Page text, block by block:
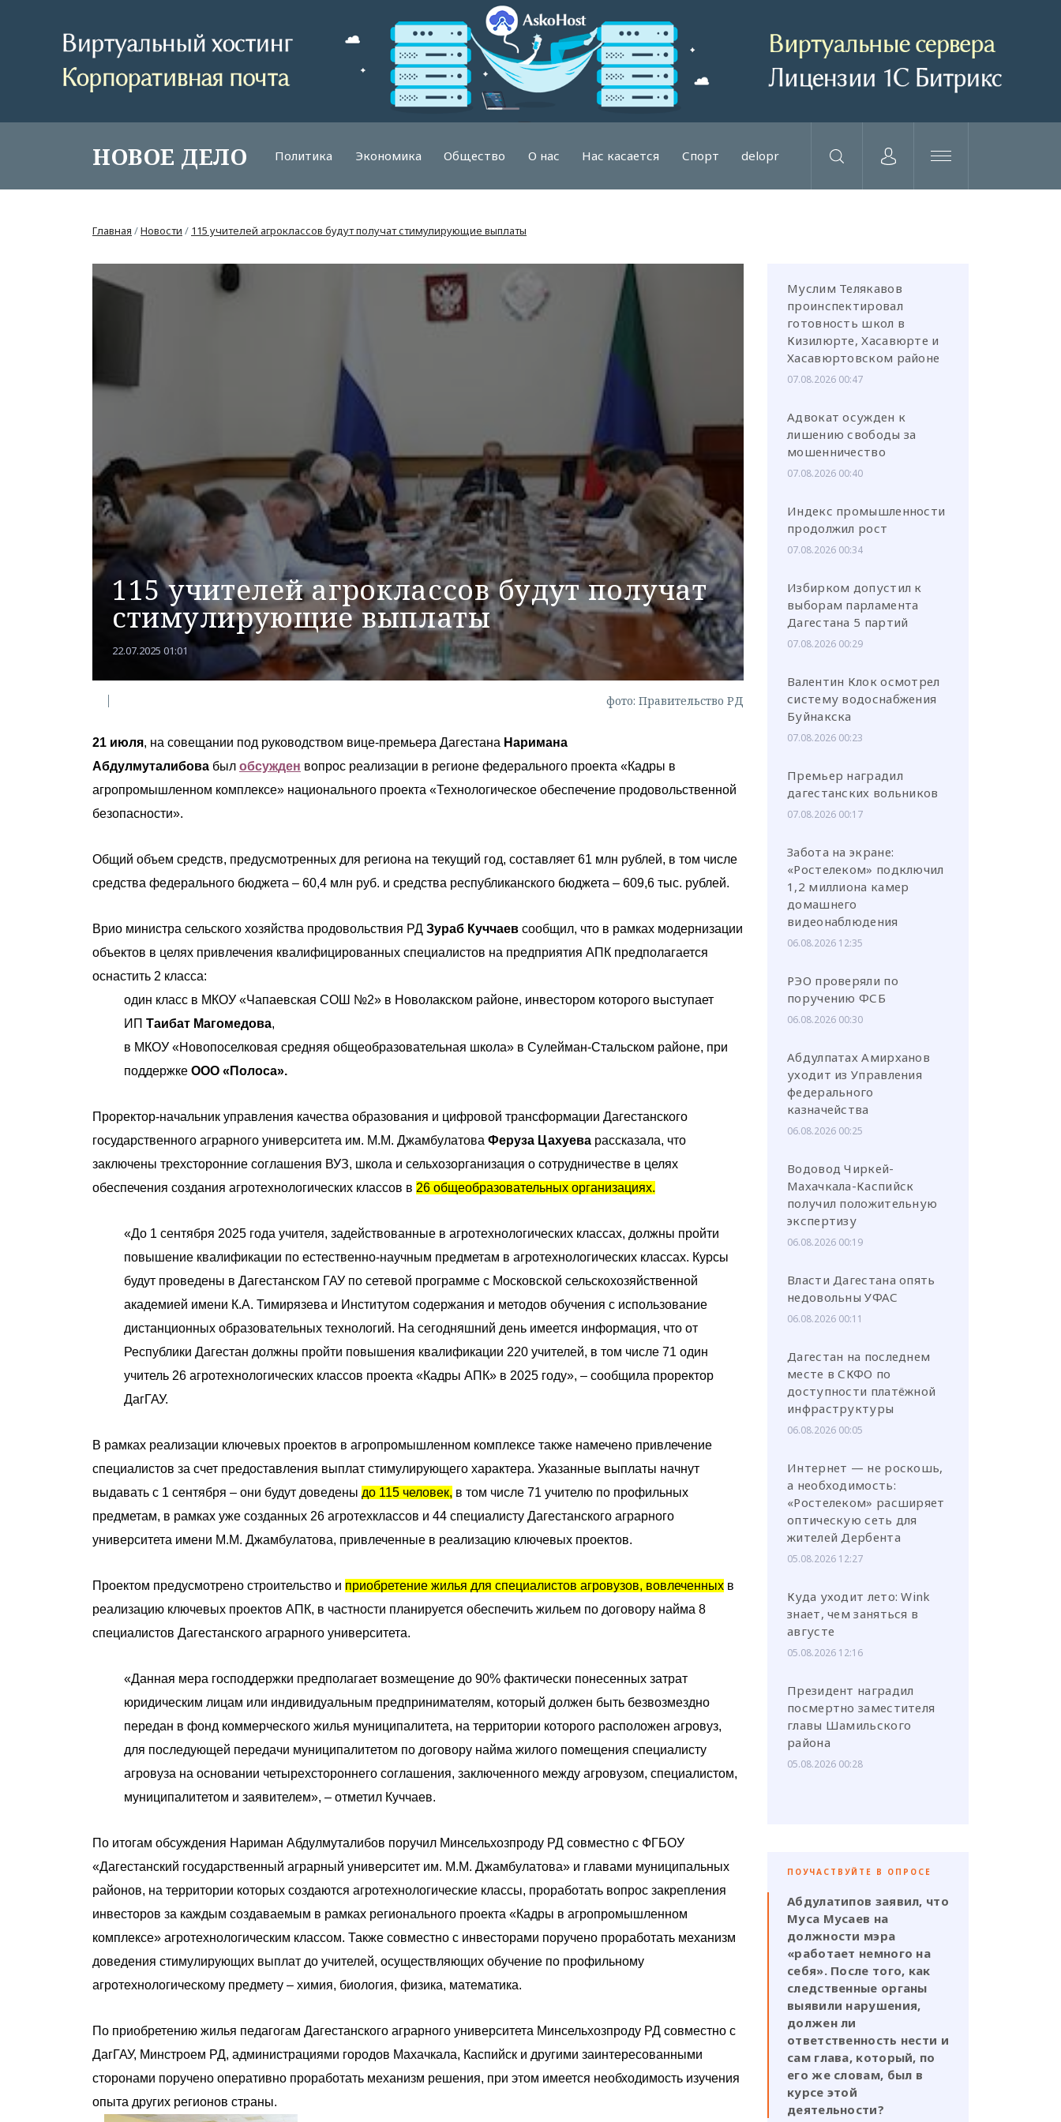
НОВОЕ ДЕЛО Политика Экономика Общество О нас Нас касается Спорт delopr
или через соц. сети
Главная /Новости / 115 учителей агроклассов будут получат стимулирующие выплаты
115 учителей агроклассов будут получат
стимулирующие выплаты
22.07.2025 01:01
фото: Правительство РД
21 июля, на совещании под руководством вице-премьера Дагестана Наримана
Абдулмуталибова был обсужден вопрос реализации в регионе федерального проекта «Кадры в
агропромышленном комплексе» национального проекта «Технологическое обеспечение продовольственной
безопасности».
Общий объем средств, предусмотренных для региона на текущий год, составляет 61 млн рублей, в том числе
средства федерального бюджета – 60,4 млн руб. и средства республиканского бюджета – 609,6 тыс. рублей.
Врио министра сельского хозяйства продовольствия РД Зураб Куччаев сообщил, что в рамках модернизации
объектов в целях привлечения квалифицированных специалистов на предприятия АПК предполагается
оснастить 2 класса:
один класс в МКОУ «Чапаевская СОШ №2» в Новолакском районе, инвестором которого выступает
ИП Таибат Магомедова,
в МКОУ «Новопоселковая средняя общеобразовательная школа» в Сулейман-Стальском районе, при
поддержке ООО «Полоса».
Проректор-начальник управления качества образования и цифровой трансформации Дагестанского
государственного аграрного университета им. М.М. Джамбулатова Феруза Цахуева рассказала, что
заключены трехсторонние соглашения ВУЗ, школа и сельхозорганизация о сотрудничестве в целях
обеспечения создания агротехнологических классов в 26 общеобразовательных организациях.
«До 1 сентября 2025 года учителя, задействованные в агротехнологических классах, должны пройти
повышение квалификации по естественно-научным предметам в агротехнологических классах. Курсы
будут проведены в Дагестанском ГАУ по сетевой программе с Московской сельскохозяйственной
академией имени К.А. Тимирязева и Институтом содержания и методов обучения с использование
дистанционных образовательных технологий. На сегодняшний день имеется информация, что от
Республики Дагестан должны пройти повышения квалификации 220 учителей, в том числе 71 один
учитель 26 агротехнологических классов проекта «Кадры АПК» в 2025 году», – сообщила проректор
ДагГАУ.
В рамках реализации ключевых проектов в агропромышленном комплексе также намечено привлечение
специалистов за счет предоставления выплат стимулирующего характера. Указанные выплаты начнут
выдавать с 1 сентября – они будут доведены до 115 человек, в том числе 71 учителю по профильных
предметам, в рамках уже созданных 26 агротехклассов и 44 специалисту Дагестанского аграрного
университета имени М.М. Джамбулатова, привлеченные в реализацию ключевых проектов.
Проектом предусмотрено строительство и приобретение жилья для специалистов агровузов, вовлеченных в
реализацию ключевых проектов АПК, в частности планируется обеспечить жильем по договору найма 8
специалистов Дагестанского аграрного университета.
«Данная мера господдержки предполагает возмещение до 90% фактически понесенных затрат
юридическим лицам или индивидуальным предпринимателям, который должен быть безвозмездно
передан в фонд коммерческого жилья муниципалитета, на территории которого расположен агровуз,
для последующей передачи муниципалитетом по договору найма жилого помещения специалисту
агровуза на основании четырехстороннего соглашения, заключенного между агровузом, специалистом,
муниципалитетом и заявителем», – отметил Куччаев.
По итогам обсуждения Нариман Абдулмуталибов поручил Минсельхозпроду РД совместно с ФГБОУ
«Дагестанский государственный аграрный университет им. М.М. Джамбулатова» и главами муниципальных
районов, на территории которых создаются агротехнологические классы, проработать вопрос закрепления
инвесторов за каждым создаваемым в рамках регионального проекта «Кадры в агропромышленном
комплексе» агротехнологическим классом. Также совместно с инвесторами поручено проработать механизм
доведения стимулирующих выплат до учителей, осуществляющих обучение по профильному
агротехнологическому предмету – химия, биология, физика, математика.
По приобретению жилья педагогам Дагестанского аграрного университета Минсельхозпроду РД совместно с
ДагГАУ, Минстроем РД, администрациями городов Махачкала, Каспийск и другими заинтересованными
сторонами поручено оперативно проработать механизм решения, при этом имеется необходимость изучения
опыта других регионов страны.
Муслим Телякавов
проинспектировал
готовность школ в
Кизилюрте, Хасавюрте и
Хасавюртовском районе
07.08.2026 00:47
Адвокат осужден к
лишению свободы за
мошенничество
07.08.2026 00:40
Индекс промышленности
продолжил рост
07.08.2026 00:34
Избирком допустил к
выборам парламента
Дагестана 5 партий
07.08.2026 00:29
Валентин Клок осмотрел
систему водоснабжения
Буйнакска
07.08.2026 00:23
Премьер наградил
дагестанских вольников
07.08.2026 00:17
Забота на экране:
«Ростелеком» подключил
1,2 миллиона камер
домашнего
видеонаблюдения
06.08.2026 12:35
РЭО проверяли по
поручению ФСБ
06.08.2026 00:30
Абдулпатах Амирханов
уходит из Управления
федерального
казначейства
06.08.2026 00:25
Водовод Чиркей-
Махачкала-Каспийск
получил положительную
экспертизу
06.08.2026 00:19
Власти Дагестана опять
недовольны УФАС
06.08.2026 00:11
Дагестан на последнем
месте в СКФО по
доступности платёжной
инфраструктуры
06.08.2026 00:05
Интернет — не роскошь,
а необходимость:
«Ростелеком» расширяет
оптическую сеть для
жителей Дербента
05.08.2026 12:27
Куда уходит лето: Wink
знает, чем заняться в
августе
05.08.2026 12:16
Президент наградил
посмертно заместителя
главы Шамильского
района
05.08.2026 00:28
ПОУЧАСТВУЙТЕ В ОПРОСЕ
Абдулатипов заявил, что
Муса Мусаев на
должности мэра
«работает немного на
себя». После того, как
следственные органы
выявили нарушения,
должен ли
ответственность нести и
сам глава, который, по
его же словам, был в
курсе этой
деятельности?